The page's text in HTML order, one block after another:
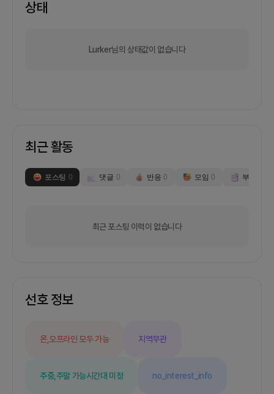
상태
Lurker님의 상태값이 없습니다
최근 활동
포스팅 0 댓글 0 반응 0 모임 0 부스
최근 포스팅 이력이 없습니다
선호 정보
온,오프라인 모두 가능 지역무관
주중,주말 가능시간대 미정 no_interest_info